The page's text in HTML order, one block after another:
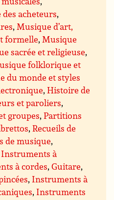
acheteurs,
,Musique d’art,
formelle,Musique
sacrée et religieuse,
folklorique et
du monde et styles
,Histoire de
et paroliers,
groupes,Partitions
,Recueils de
de musique,
Instruments à
à cordes,Guitare,
, Instruments à
, Instruments